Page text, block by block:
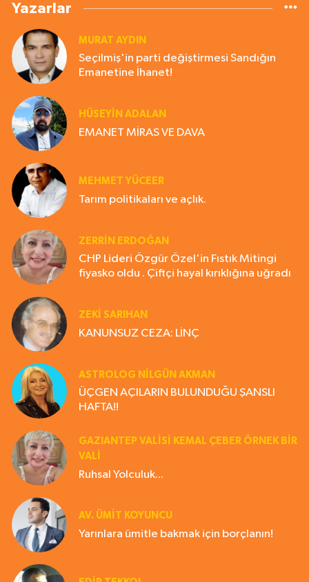
Yazarlar
MURAT AYDIN
Seçilmiş'in parti değiştirmesi Sandığın
Emanetine İhanet!
HÜSEYIN ADALAN
EMANET MİRAS VE DAVA
MEHMET YÜCEER
Tarım politikaları ve açlık.
ZERRIN ERDOĞAN
CHP Lideri Özgür Özel'in Fıstık Mitingi
fiyasko oldu . Çiftçi hayal kırıklığına uğradı
ZEKI SARIHAN
KANUNSUZ CEZA: LİNÇ
ASTROLOG NILGÜN AKMAN
ÜÇGEN AÇILARIN BULUNDUĞU ŞANSLI
HAFTA!!
GAZIANTEP VALISI KEMAL ÇEBER ÖRNEK BİR
VALİ
Ruhsal Yolculuk...
AV. ÜMIT KOYUNCU
Yarınlara ümitle bakmak için borçlanın!